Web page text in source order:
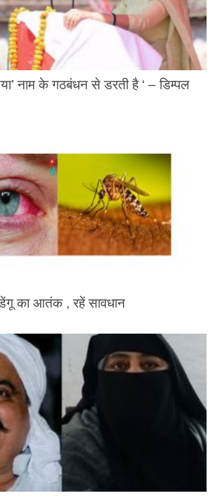
नाम के गठबंधन से डरती है ‘ – डिम्पल
का आतंक , रहें सावधान